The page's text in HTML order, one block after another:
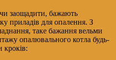
заощадити, бажають
приладів для опалення. З
таке бажання вельми
опалювального котла будь-
кроків: